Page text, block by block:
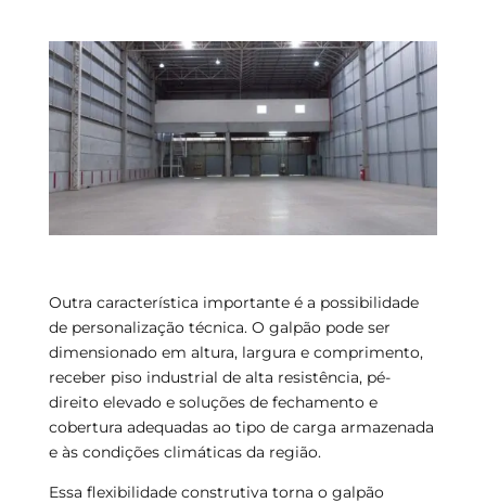
Outra característica importante é a possibilidade
de personalização técnica. O galpão pode ser
dimensionado em altura, largura e comprimento,
receber piso industrial de alta resistência, pé-
direito elevado e soluções de fechamento e
cobertura adequadas ao tipo de carga armazenada
e às condições climáticas da região.
Essa flexibilidade construtiva torna o galpão